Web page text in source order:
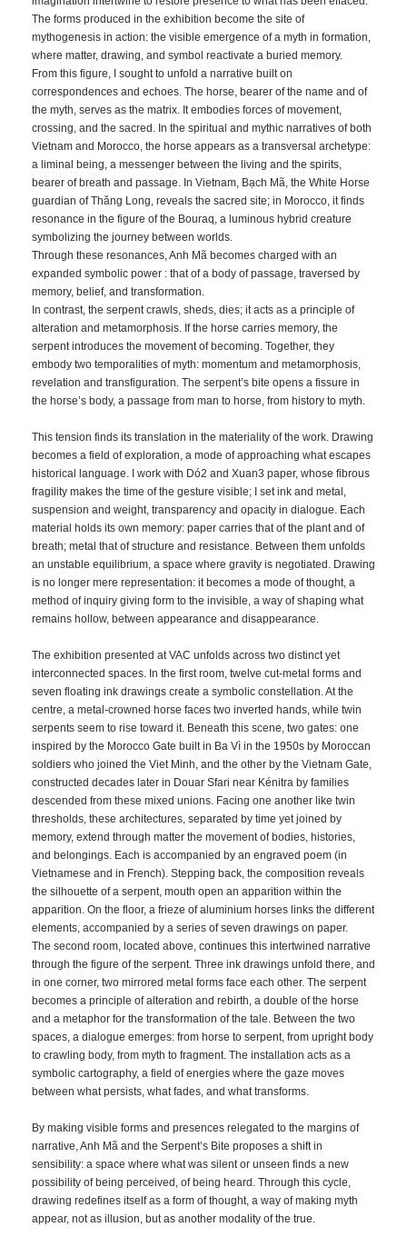
The forms produced in the exhibition become the site of
mythogenesis in action: the visible emergence of a myth in formation,
where matter, drawing, and symbol reactivate a buried memory.
From this figure, I sought to unfold a narrative built on
correspondences and echoes. The horse, bearer of the name and of
the myth, serves as the matrix. It embodies forces of movement,
crossing, and the sacred. In the spiritual and mythic narratives of both
Vietnam and Morocco, the horse appears as a transversal archetype:
a liminal being, a messenger between the living and the spirits,
bearer of breath and passage. In Vietnam, Bạch Mã, the White Horse
guardian of Thăng Long, reveals the sacred site; in Morocco, it finds
resonance in the figure of the Bouraq, a luminous hybrid creature
symbolizing the journey between worlds.
Through these resonances, Anh Mã becomes charged with an
expanded symbolic power : that of a body of passage, traversed by
memory, belief, and transformation.
In contrast, the serpent crawls, sheds, dies; it acts as a principle of
alteration and metamorphosis. If the horse carries memory, the
serpent introduces the movement of becoming. Together, they
embody two temporalities of myth: momentum and metamorphosis,
revelation and transfiguration. The serpent’s bite opens a fissure in
the horse’s body, a passage from man to horse, from history to myth.
This tension finds its translation in the materiality of the work. Drawing
becomes a field of exploration, a mode of approaching what escapes
historical language. I work with Dó2 and Xuan3 paper, whose fibrous
fragility makes the time of the gesture visible; I set ink and metal,
suspension and weight, transparency and opacity in dialogue. Each
material holds its own memory: paper carries that of the plant and of
breath; metal that of structure and resistance. Between them unfolds
an unstable equilibrium, a space where gravity is negotiated. Drawing
is no longer mere representation: it becomes a mode of thought, a
method of inquiry giving form to the invisible, a way of shaping what
remains hollow, between appearance and disappearance.
The exhibition presented at VAC unfolds across two distinct yet
interconnected spaces. In the first room, twelve cut-metal forms and
seven floating ink drawings create a symbolic constellation. At the
centre, a metal-crowned horse faces two inverted hands, while twin
serpents seem to rise toward it. Beneath this scene, two gates: one
inspired by the Morocco Gate built in Ba Vì in the 1950s by Moroccan
soldiers who joined the Viet Minh, and the other by the Vietnam Gate,
constructed decades later in Douar Sfari near Kénitra by families
descended from these mixed unions. Facing one another like twin
thresholds, these architectures, separated by time yet joined by
memory, extend through matter the movement of bodies, histories,
and belongings. Each is accompanied by an engraved poem (in
Vietnamese and in French). Stepping back, the composition reveals
the silhouette of a serpent, mouth open an apparition within the
apparition. On the floor, a frieze of aluminium horses links the different
elements, accompanied by a series of seven drawings on paper.
The second room, located above, continues this intertwined narrative
through the figure of the serpent. Three ink drawings unfold there, and
in one corner, two mirrored metal forms face each other. The serpent
becomes a principle of alteration and rebirth, a double of the horse
and a metaphor for the transformation of the tale. Between the two
spaces, a dialogue emerges: from horse to serpent, from upright body
to crawling body, from myth to fragment. The installation acts as a
symbolic cartography, a field of energies where the gaze moves
between what persists, what fades, and what transforms.
By making visible forms and presences relegated to the margins of
narrative, Anh Mã and the Serpent’s Bite proposes a shift in
sensibility: a space where what was silent or unseen finds a new
possibility of being perceived, of being heard. Through this cycle,
drawing redefines itself as a form of thought, a way of making myth
appear, not as illusion, but as another modality of the true.